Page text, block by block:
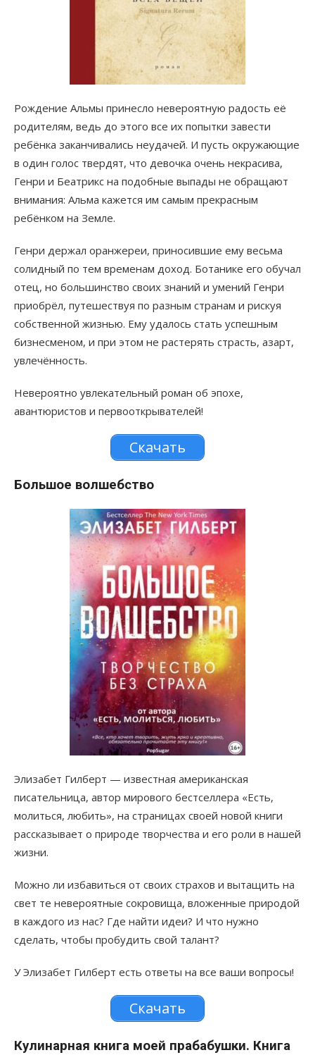
Рождение Альмы принесло невероятную радость её
родителям, ведь до этого все их попытки завести
ребёнка заканчивались неудачей. И пусть окружающие
в один голос твердят, что девочка очень некрасива,
Генри и Беатрикс на подобные выпады не обращают
внимания: Альма кажется им самым прекрасным
ребёнком на Земле.
Генри держал оранжереи, приносившие ему весьма
солидный по тем временам доход. Ботанике его обучал
отец, но большинство своих знаний и умений Генри
приобрёл, путешествуя по разным странам и рискуя
собственной жизнью. Ему удалось стать успешным
бизнесменом, и при этом не растерять страсть, азарт,
увлечённость.
Невероятно увлекательный роман об эпохе,
авантюристов и первооткрывателей!
Скачать
Большое волшебство
Элизабет Гилберт — известная американская
писательница, автор мирового бестселлера «Есть,
молиться, любить», на страницах своей новой книги
рассказывает о природе творчества и его роли в нашей
жизни.
Можно ли избавиться от своих страхов и вытащить на
свет те невероятные сокровища, вложенные природой
в каждого из нас? Где найти идеи? И что нужно
сделать, чтобы пробудить свой талант?
У Элизабет Гилберт есть ответы на все ваши вопросы!
Скачать
Кулинарная книга моей прабабушки. Книга